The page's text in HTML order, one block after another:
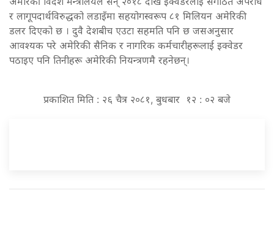
र लागूपदार्थविरुद्धको लडाइँमा सहयोगस्वरूप ८१ मिलियन अमेरिकी
डलर दिएको छ । दुवै देशबीच एउटा सहमति पनि छ जसअनुसार
आवश्यक परे अमेरिकी सैनिक र नागरिक कर्मचारीहरूलाई इक्वेडर
पठाइए पनि तिनीहरू अमेरिकी नियन्त्रणमै रहनेछन्।
प्रकाशित मिति : २६ चैत्र २०८१, बुधबार १२ : ०२ बजे